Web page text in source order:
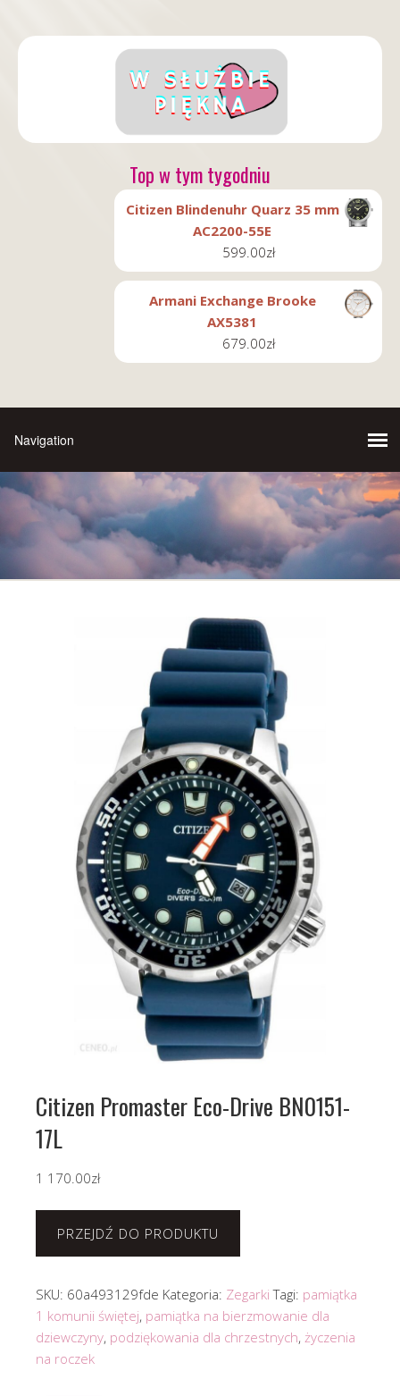
Top w tym tygodniu
Citizen Blindenuhr Quarz 35 mm
AC2200-55E
599.00zł
Armani Exchange Brooke
AX5381
679.00zł
Citizen Promaster Eco-Drive BN0151-
17L
1 170.00zł
PRZEJDŹ DO PRODUKTU
SKU: 60a493129fde Kategoria: Zegarki Tagi: pamiątka
1 komunii świętej, pamiątka na bierzmowanie dla
dziewczyny, podziękowania dla chrzestnych, życzenia
na roczek